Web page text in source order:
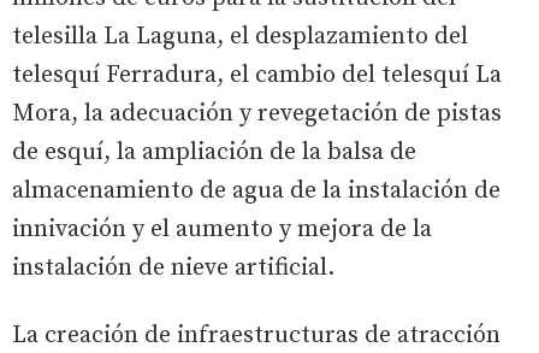
telesilla La Laguna, el desplazamiento del
telesquí Ferradura, el cambio del telesquí La
Mora, la adecuación y revegetación de pistas
de esquí, la ampliación de la balsa de
almacenamiento de agua de la instalación de
innivación y el aumento y mejora de la
instalación de nieve artificial.
La creación de infraestructuras de atracción